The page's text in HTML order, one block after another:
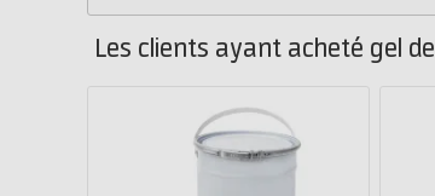
Les clients ayant acheté gel